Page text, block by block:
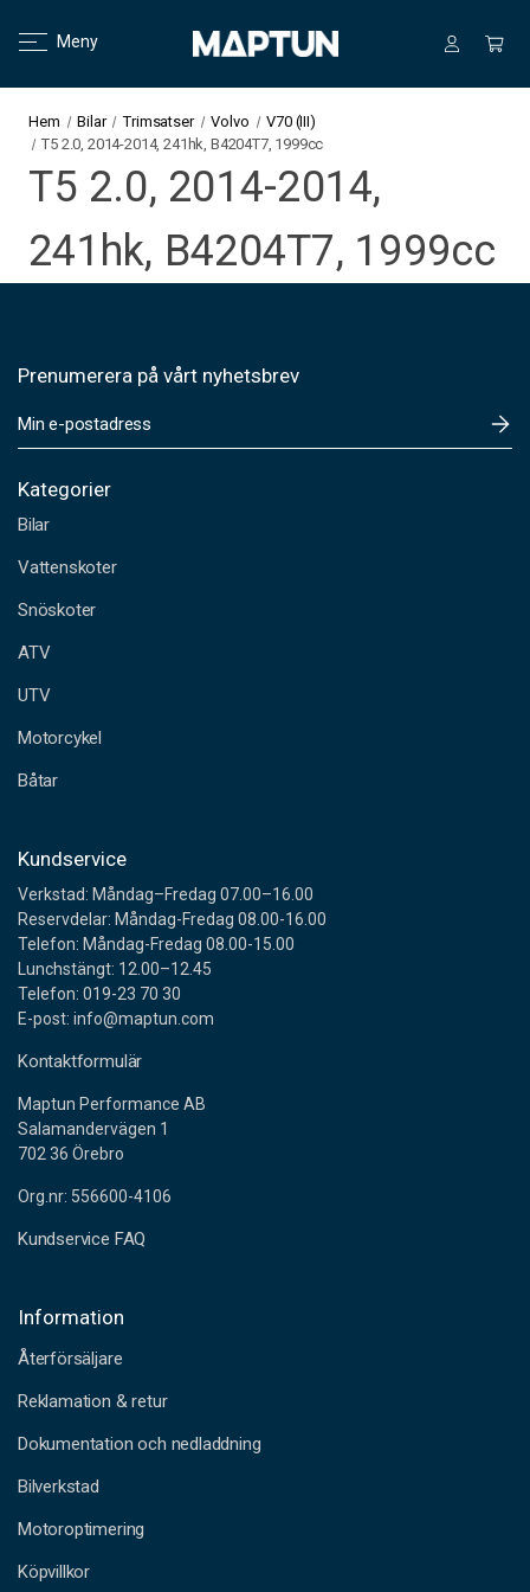
Meny
Hem Bilar Trimsatser Volvo
V70 (III)
T5 2.0, 2014-2014, 241hk, B4204T7, 1999cc
T5 2.0, 2014-2014,
241hk, B4204T7, 1999cc
Prenumerera på vårt nyhetsbrev
-
o
t
a
r
s
s
Kategorier
Bilar
Vattenskoter
Snöskoter
ATV
UTV
Motorcykel
Båtar
Kundservice
Verkstad: Måndag–Fredag 07.00–16.00
Reservdelar: Måndag-Fredag 08.00-16.00
Telefon: Måndag-Fredag 08.00-15.00
Lunchstängt: 12.00–12.45
Telefon: 019-23 70 30
E-post: info@maptun.com
Kontaktformulär
Maptun Performance AB
Salamandervägen 1
702 36 Örebro
Org.nr: 556600-4106
Kundservice FAQ
Information
Återförsäljare
Reklamation & retur
Dokumentation och nedladdning
Bilverkstad
Motoroptimering
Köpvillkor